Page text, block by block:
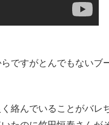
ですがとんでもないブ
絡んでいることがバレ